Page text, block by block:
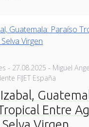
- Posted
on
27.08.2025 - Miguel
FIJET España
Entre